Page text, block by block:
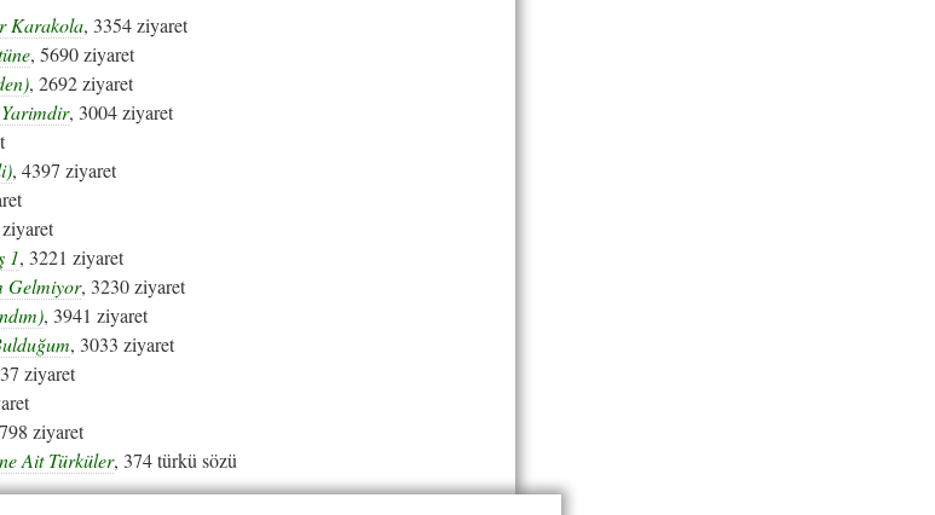
Karakola, 3354 ziyaret
, 5690 ziyaret
, 2692 ziyaret
, 3004 ziyaret
, 4397 ziyaret
1, 3221 ziyaret
Gelmiyor, 3230 ziyaret
, 3941 ziyaret
, 3033 ziyaret
ziyaret
ziyaret
Ait Türküler, 374 türkü sözü